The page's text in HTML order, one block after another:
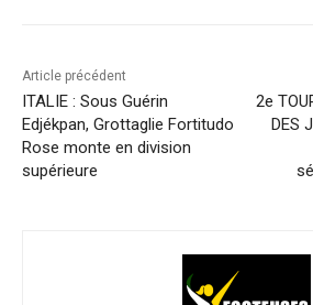
Article précédent
ITALIE : Sous Guérin
Edjékpan, Grottaglie Fortitudo
Rose monte en division
supérieure
2e
DES